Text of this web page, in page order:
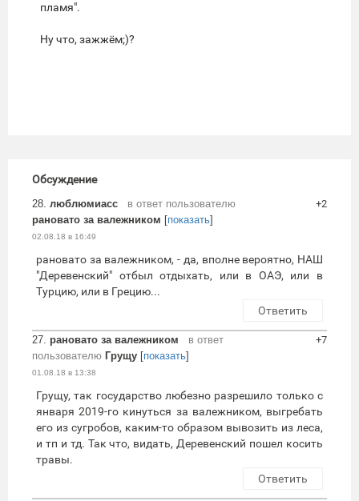
пламя".
Ну что, зажжём;)?
Обсуждение
28. люблюмиасс
в ответ пользователю
рановато за валежником [показать]
02.08.18 в 16:49
+2
рановато за валежником, - да, вполне вероятно, НАШ
"Деревенский" отбыл отдыхать, или в ОАЭ, или в
Турцию, или в Грецию...
Ответить
27. рановато за валежником
в ответ
пользователю Грущу [показать]
01.08.18 в 13:38
+7
Грущу, так государство любезно разрешило только с
января 2019-го кинуться за валежником, выгребать
его из сугробов, каким-то образом вывозить из леса,
и тп и тд. Так что, видать, Деревенский пошел косить
травы.
Ответить